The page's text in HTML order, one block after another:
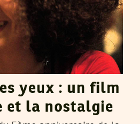
yeux : un film
et la nostalgie